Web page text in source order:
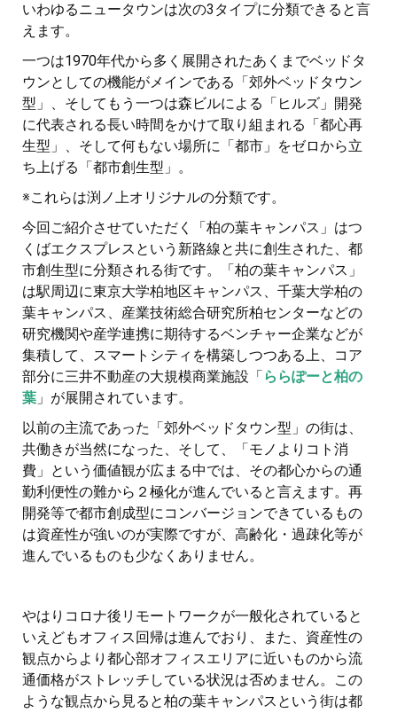
いわゆるニュータウンは次の3タイプに分類できると言
えます。
一つは1970年代から多く展開されたあくまでベッドタ
ウンとしての機能がメインである「郊外ベッドタウン
型」、そしてもう一つは森ビルによる「ヒルズ」開発
に代表される長い時間をかけて取り組まれる「都心再
生型」、そして何もない場所に「都市」をゼロから立
ち上げる「都市創生型」。
※これらは渕ノ上オリジナルの分類です。
今回ご紹介させていただく「柏の葉キャンパス」はつ
くばエクスプレスという新路線と共に創生された、都
市創生型に分類される街です。「柏の葉キャンパス」
は駅周辺に東京大学柏地区キャンパス、千葉大学柏の
葉キャンパス、産業技術総合研究所柏センターなどの
研究機関や産学連携に期待するベンチャー企業などが
集積して、スマートシティを構築しつつある上、コア
部分に三井不動産の大規模商業施設「 ららぽーと柏の
葉 」が展開されています。
以前の主流であった「郊外ベッドタウン型」の街は、
共働きが当然になった、そして、「モノよりコト消
費」という価値観が広まる中では、その都心からの通
勤利便性の難から２極化が進んでいると言えます。再
開発等で都市創成型にコンバージョンできているもの
は資産性が強いのが実際ですが、高齢化・過疎化等が
進んでいるものも少なくありません。
やはりコロナ後リモートワークが一般化されていると
いえどもオフィス回帰は進んでおり、また、資産性の
観点からより都心部オフィスエリアに近いものから流
通価格がストレッチしている状況は否めません。この
ような観点から見ると柏の葉キャンパスという街は都